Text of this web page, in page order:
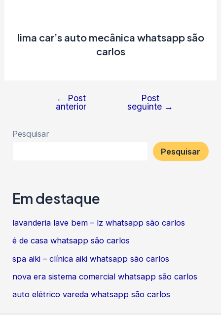
lima car’s auto mecânica whatsapp são
carlos
Navegação
Post
← Post
anterior
Post
seguinte →
Pesquisar
Pesquisar
Em destaque
lavanderia lave bem – lz whatsapp são carlos
é de casa whatsapp são carlos
spa aiki – clínica aiki whatsapp são carlos
nova era sistema comercial whatsapp são carlos
auto elétrico vareda whatsapp são carlos